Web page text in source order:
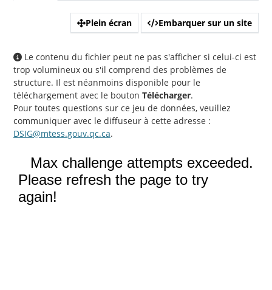
Plein écran Embarquer sur un site
Le contenu du fichier peut ne pas s'afficher si celui-ci est
trop volumineux ou s'il comprend des problèmes de
structure. Il est néanmoins disponible pour le
téléchargement avec le bouton Télécharger.
Pour toutes questions sur ce jeu de données, veuillez
communiquer avec le diffuseur à cette adresse :
DSIG@mtess.gouv.qc.ca.